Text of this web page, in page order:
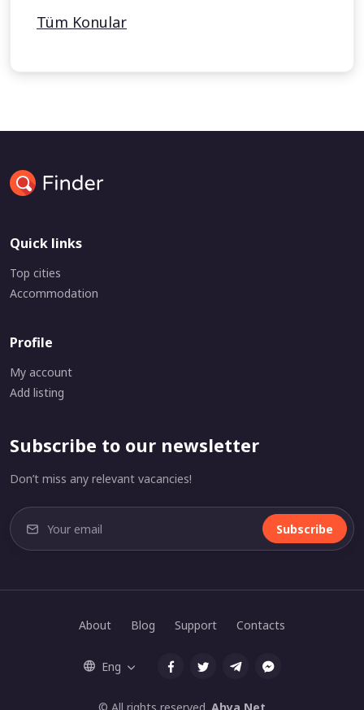
Tüm Konular
Quick links
Top cities
Accommodation
Profile
My account
Add listing
Subscribe to our newsletter
Don’t miss any relevant vacancies!
Subscribe
About Blog Support Contacts
Eng